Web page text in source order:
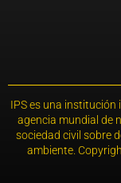
IPS es una institución
agencia mundial de
sociedad civil sobre
ambiente.